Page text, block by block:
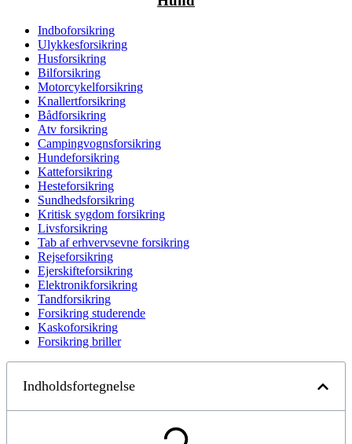
Indboforsikring
Ulykkesforsikring
Husforsikring
Bilforsikring
Motorcykelforsikring
Knallertforsikring
Bådforsikring
Atv forsikring
Campingvognsforsikring
Hundeforsikring
Katteforsikring
Hesteforsikring
Sundhedsforsikring
Kritisk sygdom forsikring
Livsforsikring
Tab af erhvervsevne forsikring
Rejseforsikring
Ejerskifteforsikring
Elektronikforsikring
Tandforsikring
Forsikring studerende
Kaskoforsikring
Forsikring briller
Indholdsfortegnelse